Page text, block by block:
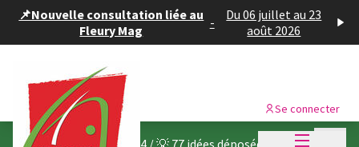
📌Nouvelle consultation liée au
Fleury Mag
-
Du 06 juillet au 23
août 2026
Menu
Se connecter
Budget participatif 2024 /💡 77 idées déposées
Panneau de gestion des cookies